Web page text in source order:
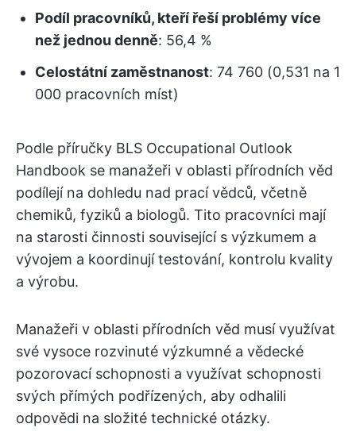
Podíl pracovníků, kteří řeší problémy více
než jednou denně: 56,4 %
Celostátní zaměstnanost: 74 760 (0,531 na 1
000 pracovních míst)
Podle příručky BLS Occupational Outlook
Handbook se manažeři v oblasti přírodních věd
podílejí na dohledu nad prací vědců, včetně
chemiků, fyziků a biologů. Tito pracovníci mají
na starosti činnosti související s výzkumem a
vývojem a koordinují testování, kontrolu kvality
a výrobu.
Manažeři v oblasti přírodních věd musí využívat
své vysoce rozvinuté výzkumné a vědecké
pozorovací schopnosti a využívat schopnosti
svých přímých podřízených, aby odhalili
odpovědi na složité technické otázky.